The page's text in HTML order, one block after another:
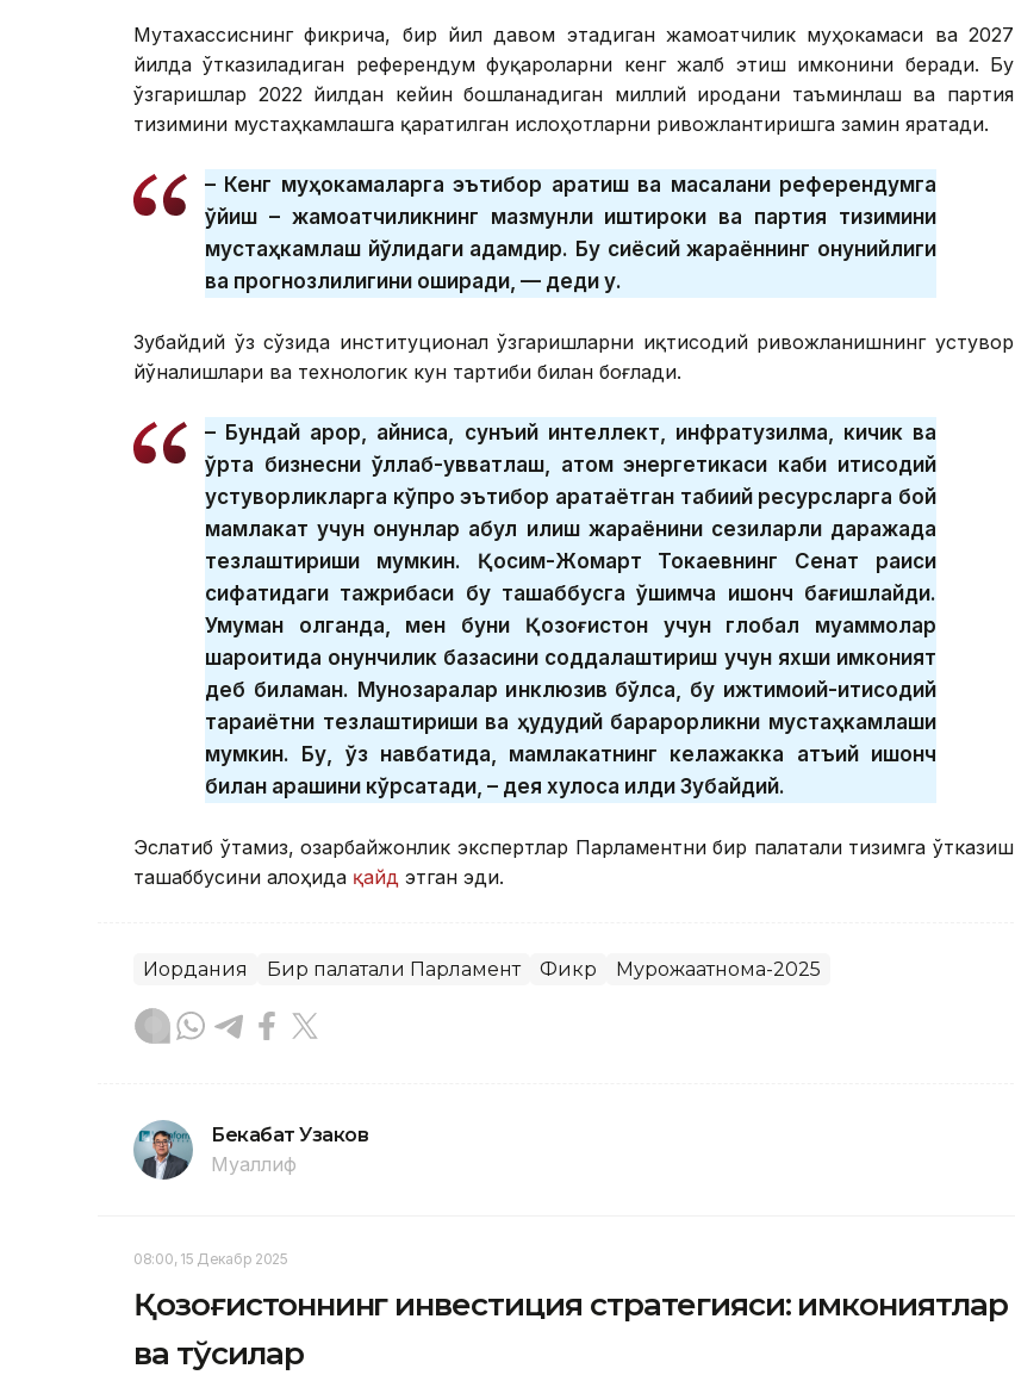
Мутахассиснинг фикрича, бир йил давом этадиган жамоатчилик муҳокамаси ва 2027
йилда ўтказиладиган референдум фуқароларни кенг жалб этиш имконини беради. Бу
ўзгаришлар 2022 йилдан кейин бошланадиган миллий иродани таъминлаш ва партия
тизимини мустаҳкамлашга қаратилган ислоҳотларни ривожлантиришга замин яратади.
– Кенг муҳокамаларга эътибор қаратиш ва масалани референдумга
қўйиш – жамоатчиликнинг мазмунли иштироки ва партия тизимини
мустаҳкамлаш йўлидаги қадамдир. Бу сиёсий жараённинг қонунийлиги
ва прогнозлилигини оширади, — деди у.
Зубайдий ўз сўзида институционал ўзгаришларни иқтисодий ривожланишнинг устувор
йўналишлари ва технологик кун тартиби билан боғлади.
– Бундай қарор, айниқса, сунъий интеллект, инфратузилма, кичик ва
ўрта бизнесни қўллаб-қувватлаш, атом энергетикаси каби иқтисодий
устуворликларга кўпроқ эътибор қаратаётган табиий ресурсларга бой
мамлакат учун қонунлар қабул қилиш жараёнини сезиларли даражада
тезлаштириши мумкин. Қосим-Жомарт Токаевнинг Сенат раиси
сифатидаги тажрибаси бу ташаббусга қўшимча ишонч бағишлайди.
Умуман олганда, мен буни Қозоғистон учун глобал муаммолар
шароитида қонунчилик базасини соддалаштириш учун яхши имконият
деб биламан. Мунозаралар инклюзив бўлса, бу ижтимоий-иқтисодий
тараққиётни тезлаштириши ва ҳудудий барқарорликни мустаҳкамлаши
мумкин. Бу, ўз навбатида, мамлакатнинг келажакка қатъий ишонч
билан қарашини кўрсатади, – дея хулоса қилди Зубайдий.
Эслатиб ўтамиз, озарбайжонлик экспертлар Парламентни бир палатали тизимга ўтказиш
ташаббусини алоҳида қайд этган эди.
Иордания Бир палатали Парламент Фикр Мурожаатнома-2025
Бекабат Узаков
Муаллиф
08:00, 15 Декабр 2025
Қозоғистоннинг инвестиция стратегияси: имкониятлар
ва тўсиқлар